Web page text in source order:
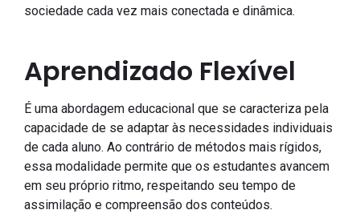
sociedade cada vez mais conectada e dinâmica.
Aprendizado Flexível
É uma abordagem educacional que se caracteriza pela
capacidade de se adaptar às necessidades individuais
de cada aluno. Ao contrário de métodos mais rígidos,
essa modalidade permite que os estudantes avancem
em seu próprio ritmo, respeitando seu tempo de
assimilação e compreensão dos conteúdos.